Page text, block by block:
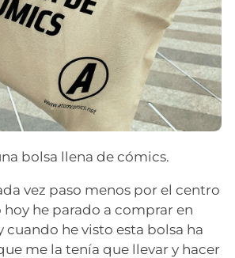
bolsa llena de cómics.
vez paso menos por el centro
he parado a comprar en
cuando he visto esta bolsa ha
me la tenía que llevar y hacer